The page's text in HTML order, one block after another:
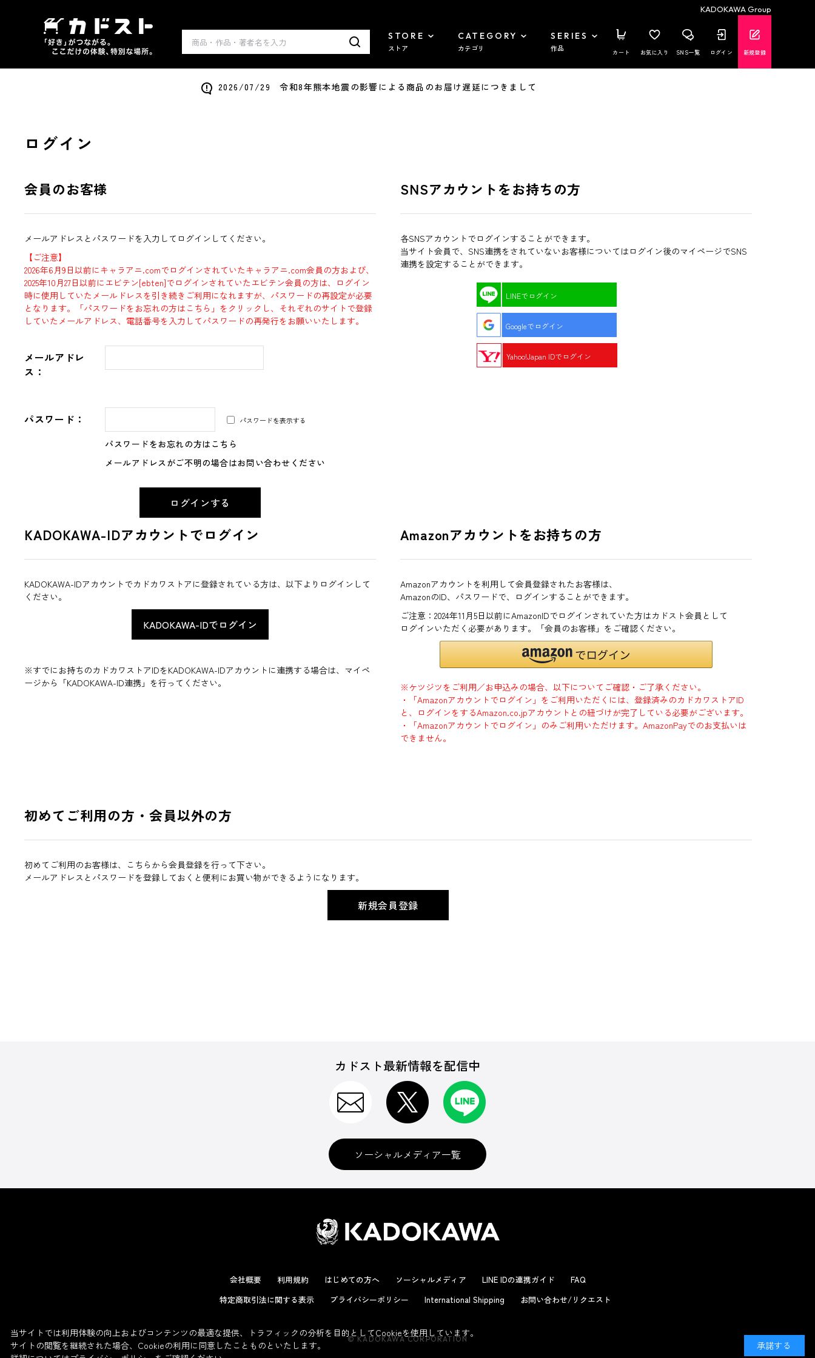
KADOKAWA Group
STORE
ストア
CATEGORY
カテゴリ
SERIES
作品 カート お気に入り SNS一覧 ログイン 新規登録
2026/07/29 令和8年熊本地震の影響による商品のお届け遅延につきまして
ログイン
会員のお客様
メールアドレスとパスワードを入力してログインしてください。
【ご注意】
2026年6月9日以前にキャラアニ.comでログインされていたキャラアニ.com会員の方および、
2025年10月27日以前にエビテン[ebten]でログインされていたエビテン会員の方は、ログイン
時に使用していたメールドレスを引き続きご利用になれますが、パスワードの再設定が必要
となります。「パスワードをお忘れの方はこちら」をクリックし、それぞれのサイトで登録
していたメールアドレス、電話番号を入力してパスワードの再発行をお願いいたします。
メールアドレ
ス：
パスワード： パスワードを表示する
パスワードをお忘れの方はこちら
メールアドレスがご不明の場合はお問い合わせください
KADOKAWA-IDアカウントでログイン
KADOKAWA-IDアカウントでカドカワストアに登録されている方は、以下よりログインして
ください。
※すでにお持ちのカドカワストアIDをKADOKAWA-IDアカウントに連携する場合は、マイペ
ージから「KADOKAWA-ID連携」を行ってください。
SNSアカウントをお持ちの方
各SNSアカウントでログインすることができます。
当サイト会員で、SNS連携をされていないお客様についてはログイン後のマイページでSNS
連携を設定することができます。
LINEでログイン
Googleでログイン
Yahoo!Japan IDでログイン
Amazonアカウントをお持ちの方
Amazonアカウントを利用して会員登録されたお客様は、
AmazonのID、パスワードで、ログインすることができます。
ご注意：2024年11月5日以前にAmazonIDでログインされていた方はカドスト会員として
ログインいただく必要があります。「会員のお客様」をご確認ください。
※ケツジツをご利用／お申込みの場合、以下についてご確認・ご了承ください。
・「Amazonアカウントでログイン」をご利用いただくには、登録済みのカドカワストアID
と、ログインをするAmazon.co.jpアカウントとの紐づけが完了している必要がございます。
・「Amazonアカウントでログイン」のみご利用いただけます。AmazonPayでのお支払いは
できません。
初めてご利用の方・会員以外の方
初めてご利用のお客様は、こちらから会員登録を行って下さい。
メールアドレスとパスワードを登録しておくと便利にお買い物ができるようになります。
カドスト最新情報を配信中
ソーシャルメディア一覧
会社概要 利用規約 はじめての方へ ソーシャルメディア LINE IDの連携ガイド
FAQ
特定商取引法に関する表示
プライバシーポリシー International Shipping お問い合わせ/リクエスト
© KADOKAWA CORPORATION
当サイトでは利用体験の向上およびコンテンツの最適な提供、トラフィックの分析を目的としてCookieを使用しています。
サイトの閲覧を継続された場合、Cookieの利用に同意したことものといたします。
承諾する